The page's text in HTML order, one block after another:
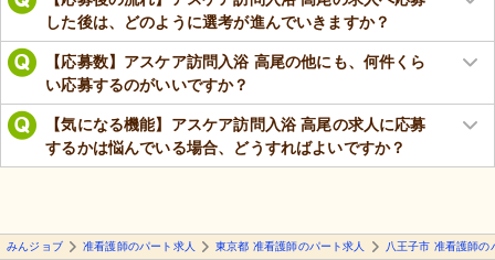
した後は、どのように選考が進んでいきますか？
【応募数】アスケア訪問入浴 高尾の他にも、何件くら
い応募するのがいいですか？
【気になる機能】アスケア訪問入浴 高尾の求人に応募
するかは悩んでいる場合、どうすればよいですか？
みんジョブ 准看護師のパート求人 東京都 准看護師のパート求人 八王子市 准看護師の